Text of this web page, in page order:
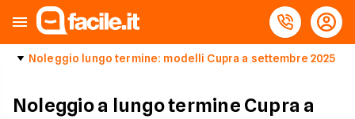
Noleggio lungo termine: modelli Cupra a settembre 2025
Noleggio a lungo termine Cupra a